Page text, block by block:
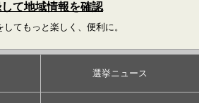
て地域情報を確認
してもっと楽しく、便利に。
選挙ニュース